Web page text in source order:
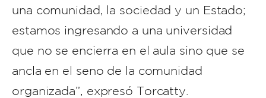
una comunidad, la sociedad y un Estado;
estamos ingresando a una universidad
que no se encierra en el aula sino que se
ancla en el seno de la comunidad
organizada”, expresó Torcatty.